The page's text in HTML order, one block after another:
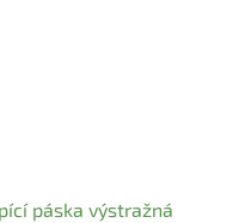
páska výstražná